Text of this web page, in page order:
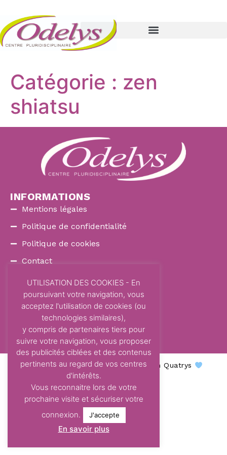
Catégorie : zen
shiatsu
INFORMATIONS
Mentions légales
Politique de confidentialité
Politique de cookies
Contact
COORDONNÉES
87 Avenue Dom Vayssette
Route de Brens
81600 Gaillac
contact@centre-odelys.fr
Centre Odelys © 2026 - Une création Quatrys
UTILISATION DES COOKIES - En
poursuivant votre navigation, vous
acceptez l'utilisation de cookies (ou
technologies similaires),
y compris de partenaires tiers pour
suivre votre navigation, vous proposer
des publicités ciblées et des contenus
pertinents au regard de vos centres
d'intérêts.
Vous reconnaitre lors de votre
prochaine visite et sécuriser votre
connexion.
J'accepte
En savoir plus